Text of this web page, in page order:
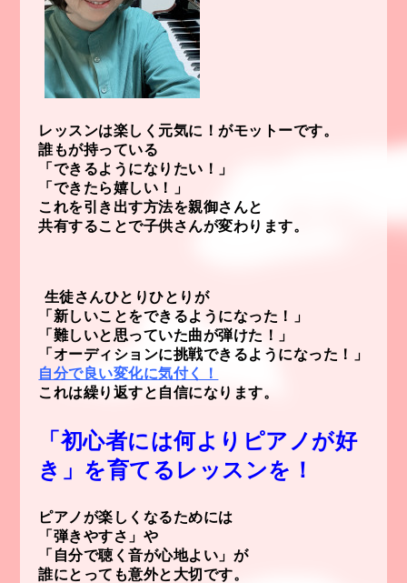
レッスンは楽しく元気に！がモットーです。
誰もが持っている
「できるようになりたい！」
「できたら嬉しい！」
これを引き出す方法を親御さんと
共有することで子供さんが変わります。
生徒さんひとりひとりが
「新しいことをできるようになった！」
「難しいと思っていた曲が弾けた！」
「オーディションに挑戦できるようになった！」
自分で良い変化に気付く！
これは繰り返すと自信になります。
「初心者には何よりピアノが好
き」を育てるレッスンを！
ピアノが楽しくなるためには
「弾きやすさ」や
「自分で聴く音が心地よい」が
誰にとっても意外と 大切です。